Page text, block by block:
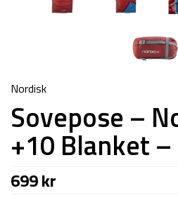
Nordisk
Sovepose –
+10 Blanket –
699kr